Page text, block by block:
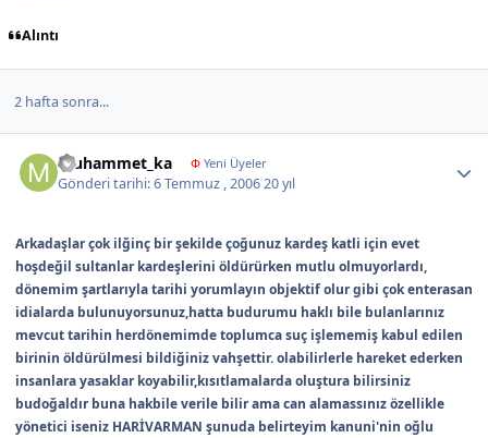
Alıntı
2 hafta sonra...
muhammet_ka ΦYeni Üyeler
Gönderi tarihi:6 Temmuz , 200620 yıl
Arkadaşlar çok ilğinç bir şekilde çoğunuz kardeş katli için evet
hoşdeğil sultanlar kardeşlerini öldürürken mutlu olmuyorlardı,
dönemim şartlarıyla tarihi yorumlayın objektif olur gibi çok enterasan
idialarda bulunuyorsunuz,hatta budurumu haklı bile bulanlarınız
mevcut tarihin herdönemimde toplumca suç işlememiş kabul edilen
birinin öldürülmesi bildiğiniz vahşettir. olabilirlerle hareket ederken
insanlara yasaklar koyabilir,kısıtlamalarda oluştura bilirsiniz
budoğaldır buna hakbile verile bilir ama can alamassınız özellikle
yönetici iseniz HARİVARMAN şunuda belirteyim kanuni'nin oğlu